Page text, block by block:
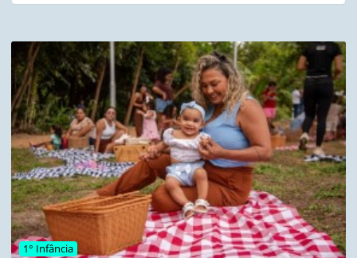
1° Infância